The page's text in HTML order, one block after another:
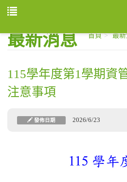
最新消息 首頁 最
115學年度第1學期資
注意事項
發佈日期 2026/6/23